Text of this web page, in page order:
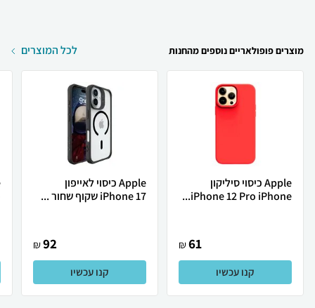
מוצרים פופולאריים נוספים מהחנות לכל המוצרים
Apple כיסוי סיליקון
iPhone 12 Pro iPhone...
61
₪
קנו עכשיו
Apple כיסוי לאייפון
iPhone 17 שקוף שחור ...
92
₪
קנו עכשיו